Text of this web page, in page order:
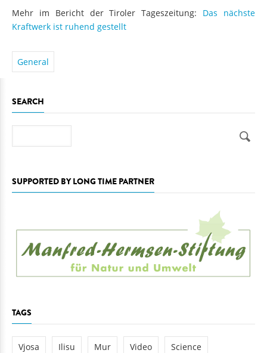
Mehr im Bericht der Tiroler Tageszeitung: Das nächste
Kraftwerk ist ruhend gestellt
General
SEARCH
SUPPORTED BY LONG TIME PARTNER
TAGS
Vjosa Ilisu Mur Video Science